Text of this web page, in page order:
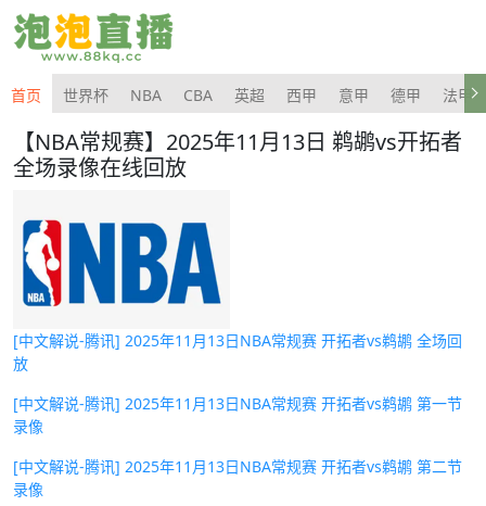
首页 世界杯 NBA CBA 英超 西甲 意甲 德甲 法甲
【NBA常规赛】2025年11月13日 鹈鹕vs开拓者
全场录像在线回放
[中文解说-腾讯] 2025年11月13日NBA常规赛 开拓者vs鹈鹕 全场回
放
[中文解说-腾讯] 2025年11月13日NBA常规赛 开拓者vs鹈鹕 第一节
录像
[中文解说-腾讯] 2025年11月13日NBA常规赛 开拓者vs鹈鹕 第二节
录像